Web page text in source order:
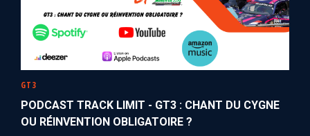
GT3
PODCAST TRACK LIMIT - GT3 : CHANT DU CYGNE
OU RÉINVENTION OBLIGATOIRE ?